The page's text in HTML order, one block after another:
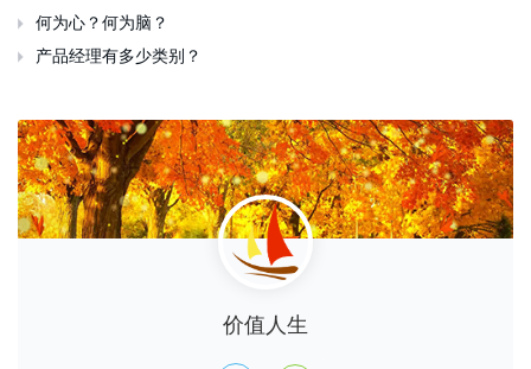
 何为心？何为脑？
 产品经理有多少类别？
价值人生